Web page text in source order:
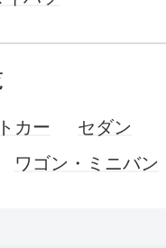
カー
セダン
ワゴン・ミニバン